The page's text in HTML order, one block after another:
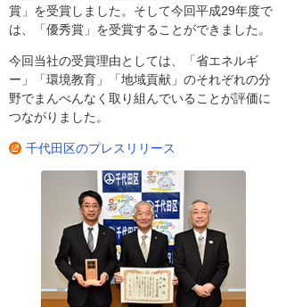
賞」を受賞しました。そして今回平成29年度で
は、「優秀賞」を受賞することができました。
今回当社の受賞理由としては、「省エネルギ
ー」「環境教育」「地域貢献」のそれぞれの分
野でまんべんなく取り組んでいることが評価に
つながりました。
千代田区のプレスリリース